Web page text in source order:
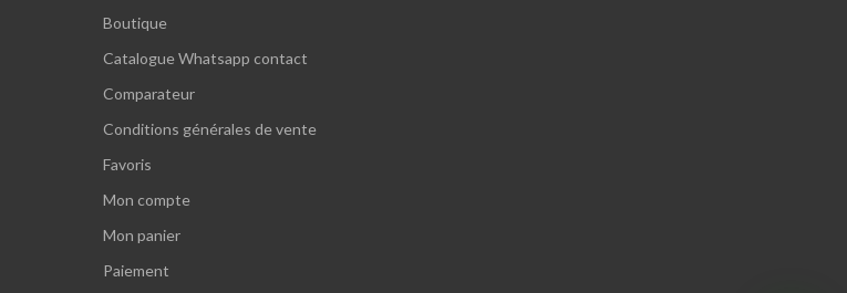
Boutique
Catalogue Whatsapp contact
Comparateur
Conditions générales de vente
Favoris
Mon compte
Mon panier
Paiement